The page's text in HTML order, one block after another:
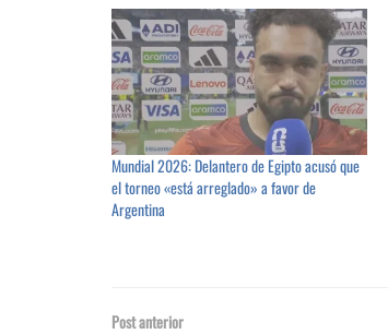
Mundial 2026: Delantero de Egipto acusó que
el torneo «está arreglado» a favor de
Argentina
Post anterior